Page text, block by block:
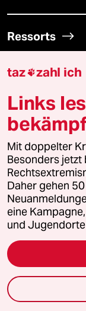
Ressorts
Politik
Öko
Gesellschaft
Kultur
Sport
Berlin
Nord
Wahrheit
taz zahl ich
Links
Mit doppelter
Besonders jetzt
Daher gehen
eine
und